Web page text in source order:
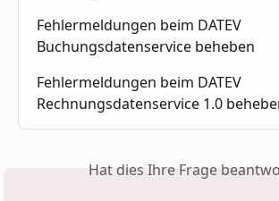
Fehlermeldungen beim DATEV
Buchungsdatenservice beheben
Fehlermeldungen beim DATEV
Rechnungsdatenservice 1.0
Hat dies Ihre Frage